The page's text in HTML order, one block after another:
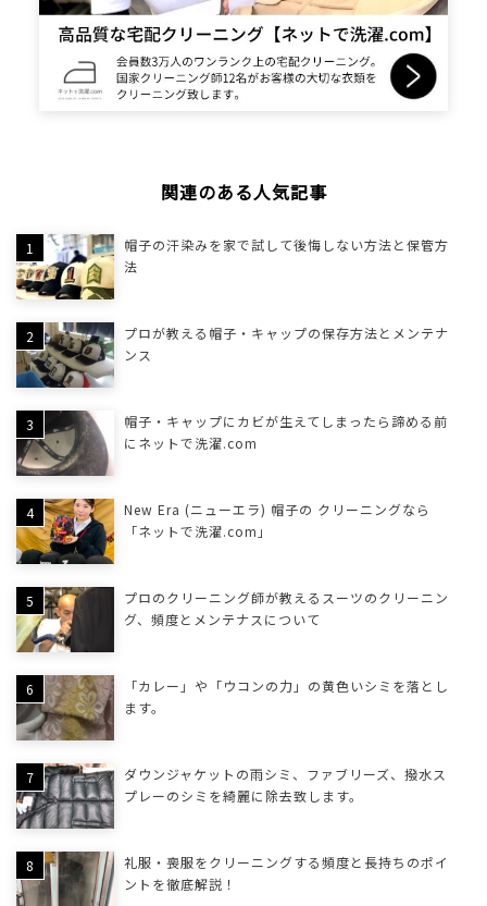
関連のある人気記事
帽子の汗染みを家で試して後悔しない方法と保管方
法
プロが教える帽子・キャップの保存方法とメンテナ
ンス
帽子・キャップにカビが生えてしまったら諦める前
にネットで洗濯.com
New Era (ニューエラ) 帽子の クリーニングなら
「ネットで洗濯.com」
プロのクリーニング師が教えるスーツのクリーニン
グ、頻度とメンテナスについて
「カレー」や「ウコンの力」の黄色いシミを落とし
ます。
ダウンジャケットの雨シミ、ファブリーズ、撥水ス
プレーのシミを綺麗に除去致します。
礼服・喪服をクリーニングする頻度と長持ちのポイ
ントを徹底解説！